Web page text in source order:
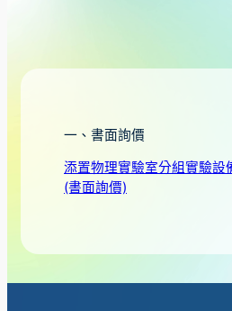
一、書面詢價
添置物理實驗室分組實驗設
(書面詢價)